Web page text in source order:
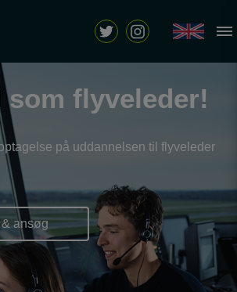
som flyveleder!
på uddannelsen til flyveleder
ansøg